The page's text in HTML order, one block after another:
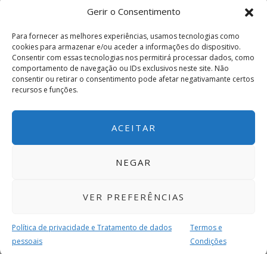
Gerir o Consentimento
Para fornecer as melhores experiências, usamos tecnologias como
cookies para armazenar e/ou aceder a informações do dispositivo.
Consentir com essas tecnologias nos permitirá processar dados, como
comportamento de navegação ou IDs exclusivos neste site. Não
consentir ou retirar o consentimento pode afetar negativamante certos
recursos e funções.
ACEITAR
NEGAR
VER PREFERÊNCIAS
Política de privacidade e Tratamento de dados
pessoais
Termos e
Condições